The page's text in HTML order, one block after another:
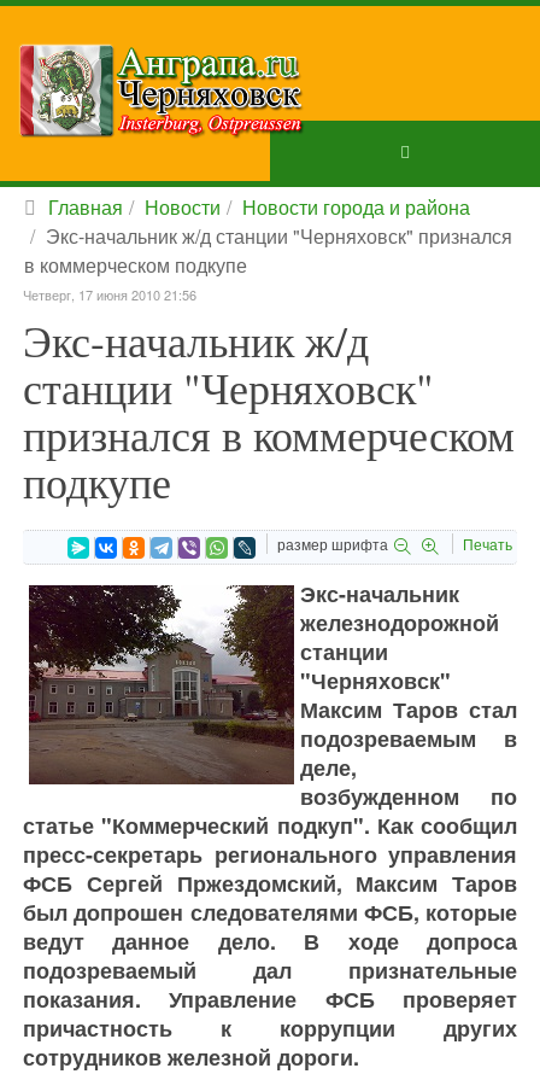
Главная Новости
Новости города и района
Экс-начальник ж/д станции "Черняховск" признался
в коммерческом подкупе
Четверг, 17 июня 2010 21:56
Экс-начальник ж/д
станции "Черняховск"
признался в коммерческом
подкупе
размер шрифта Печать
Экс-начальник
железнодорожной
станции
"Черняховск"
Максим Таров стал
подозреваемым в
деле,
возбужденном по
статье "Коммерческий подкуп". Как сообщил
пресс-секретарь регионального управления
ФСБ Сергей Пржездомский, Максим Таров
был допрошен следователями ФСБ, которые
ведут данное дело. В ходе допроса
подозреваемый дал признательные
показания. Управление ФСБ проверяет
причастность к коррупции других
сотрудников железной дороги.